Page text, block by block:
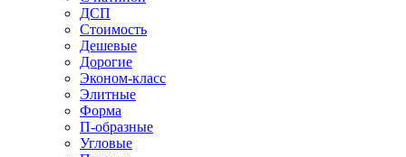
ДСП
Стоимость
Дешевые
Дорогие
Эконом-класс
Элитные
Форма
П-образные
Угловые